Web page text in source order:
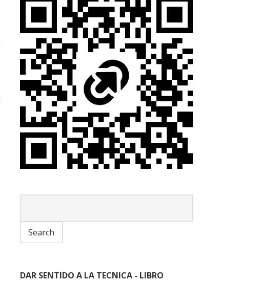
DAR SENTIDO A LA TECNICA - LIBRO